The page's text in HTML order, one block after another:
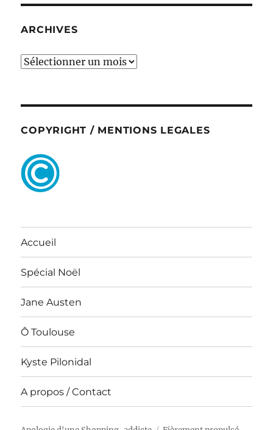
ARCHIVES
ARCHIVES
COPYRIGHT / MENTIONS LEGALES
Accueil
Spécial Noël
Jane Austen
Ô Toulouse
Kyste Pilonidal
A propos / Contact